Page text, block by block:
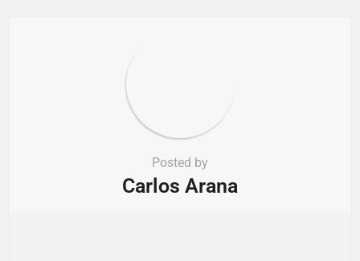
Posted by
Carlos Arana